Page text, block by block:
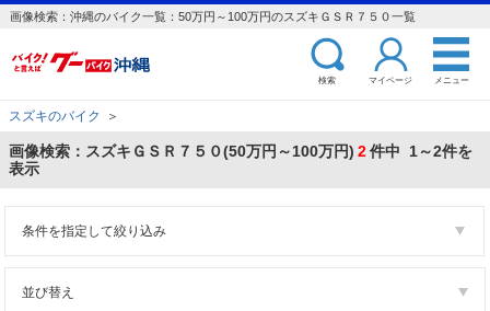
画像検索：沖縄のバイク一覧：50万円～100万円のスズキＧＳＲ７５０一覧
検索 マイページ メニュー
スズキのバイク ＞
画像検索：スズキＧＳＲ７５０(50万円～100万円) 2件中 1～2件を
表示
条件を指定して絞り込み
並び替え